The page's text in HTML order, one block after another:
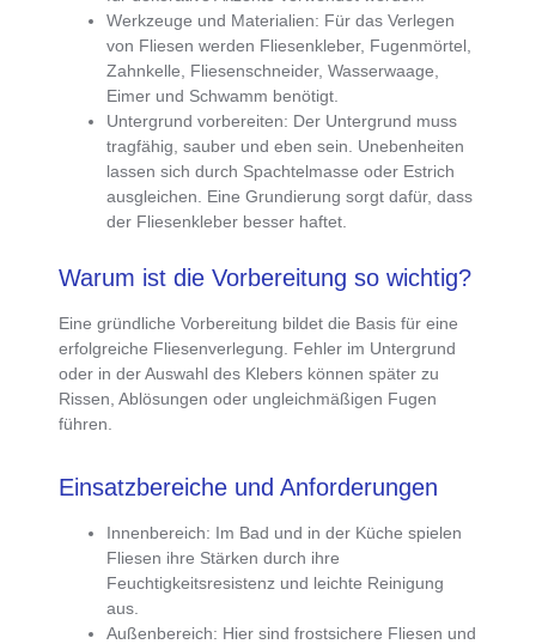
Werkzeuge und Materialien: Für das Verlegen
von Fliesen werden Fliesenkleber, Fugenmörtel,
Zahnkelle, Fliesenschneider, Wasserwaage,
Eimer und Schwamm benötigt.
Untergrund vorbereiten: Der Untergrund muss
tragfähig, sauber und eben sein. Unebenheiten
lassen sich durch Spachtelmasse oder Estrich
ausgleichen. Eine Grundierung sorgt dafür, dass
der Fliesenkleber besser haftet.
Warum ist die Vorbereitung so wichtig?
Einegründliche Vorbereitung bildet die Basis für eine
erfolgreiche Fliesenverlegung . Fehler im Untergrund
oder in der Auswahl des Klebers können später zu
Rissen, Ablösungen oder ungleichmäßigen Fugen
führen.
Einsatzbereiche und Anforderungen
Innenbereich: Im Bad und in der Küche spielen
Fliesen ihre Stärken durch ihre
Feuchtigkeitsresistenz und leichte Reinigung
aus.
Außenbereich: Hier sindfrostsichere Fliesen und